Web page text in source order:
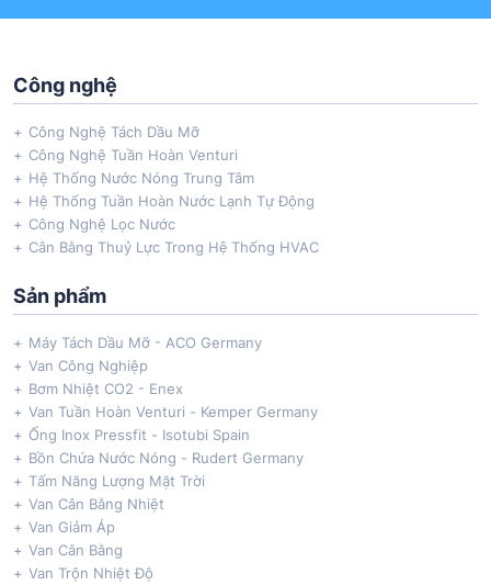
Công nghệ
Công Nghệ Tách Dầu Mỡ
Công Nghệ Tuần Hoàn Venturi
Hệ Thống Nước Nóng Trung Tâm
Hệ Thống Tuần Hoàn Nước Lạnh Tự Động
Công Nghệ Lọc Nước
Cân Bằng Thuỷ Lực Trong Hệ Thống HVAC
Sản phẩm
Máy Tách Dầu Mỡ - ACO Germany
Van Công Nghiệp
Bơm Nhiệt CO2 - Enex
Van Tuần Hoàn Venturi - Kemper Germany
Ống Inox Pressfit - Isotubi Spain
Bồn Chứa Nước Nóng - Rudert Germany
Tấm Năng Lượng Mặt Trời
Van Cân Bằng Nhiệt
Van Giảm Áp
Van Cân Bằng
Van Trộn Nhiệt Độ